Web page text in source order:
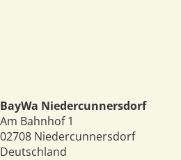
BayWa Niedercunnersdorf
Am Bahnhof 1
02708 Niedercunnersdorf
Deutschland